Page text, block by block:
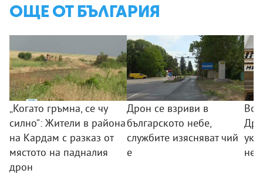
ОЩЕ ОТ БЪЛГАРИЯ
„Когато гръмна, се чу
силно“: Жители в района
на Кардам с разказ от
мястото на падналия
дрон
Дрон се взриви в
българското небе,
службите изясняват чий
е
не